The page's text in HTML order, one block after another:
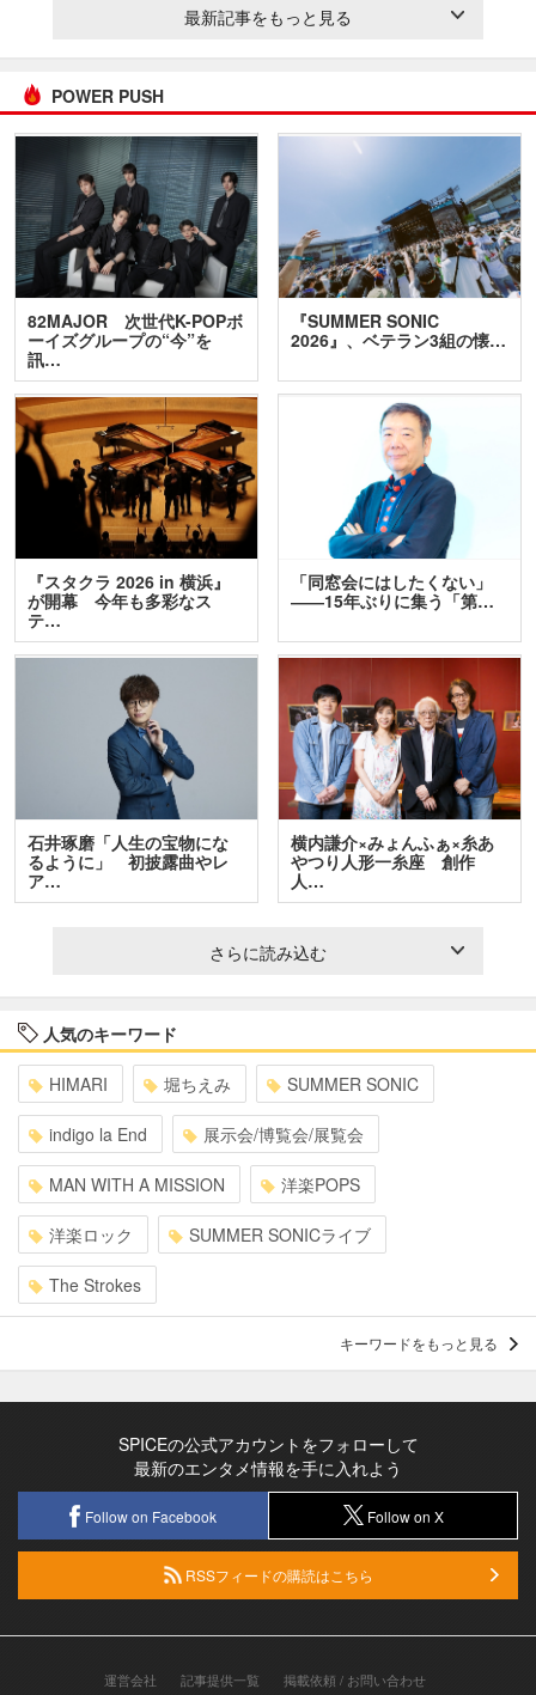
最新記事をもっと見る
POWER PUSH
82MAJOR 次世代K-POPボ
ーイズグループの“今”を
訊…
『SUMMER SONIC
2026』、ベテラン3組の懐…
『スタクラ 2026 in 横浜』
が開幕 今年も多彩なス
テ…
「同窓会にはしたくない」
――15年ぶりに集う「第…
石井琢磨「人生の宝物にな
るように」 初披露曲やレ
ア…
横内謙介×みょんふぁ×糸あ
やつり人形一糸座 創作
人…
さらに読み込む
人気のキーワード
HIMARI 堀ちえみ SUMMER SONIC
indigo la End 展示会/博覧会/展覧会
MAN WITH A MISSION 洋楽POPS
洋楽ロック SUMMER SONICライブ
The Strokes
キーワードをもっと見る
SPICEの公式アカウントをフォローして
最新のエンタメ情報を手に入れよう
Follow on Facebook Follow on X
RSSフィードの購読はこちら
運営会社 記事提供一覧 掲載依頼 / お問い合わせ